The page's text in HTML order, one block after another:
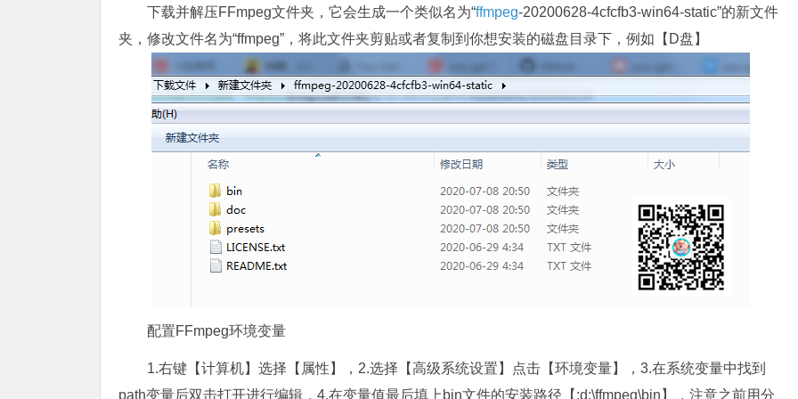
下载并解压FFmpeg文件夹，它会生成一个类似名为“ffmpeg-20200628-4cfcfb3-win64-static”的新文件
夹，修改文件名为“ffmpeg”，将此文件夹剪贴或者复制到你想安装的磁盘目录下，例如【D盘】
配置FFmpeg环境变量
1.右键【计算机】选择【属性】，2.选择【高级系统设置】点击【环境变量】，3.在系统变量中找到
path变量后双击打开进行编辑，4.在变量值最后填上bin文件的安装路径【;d:\ffmpeg\bin】，注意之前用分